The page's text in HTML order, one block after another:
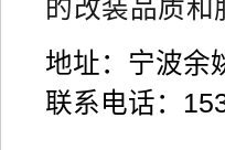
的改装品质和
地址：宁波余
联系电话：